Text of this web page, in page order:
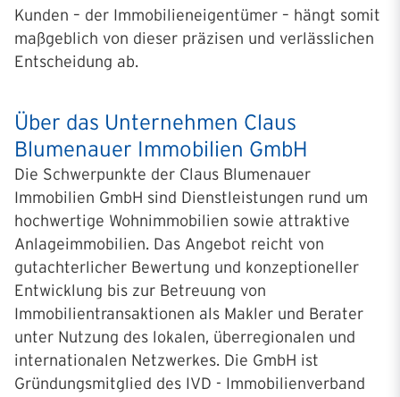
Kunden – der Immobilieneigentümer – hängt somit
maßgeblich von dieser präzisen und verlässlichen
Entscheidung ab.
Über das Unternehmen Claus
Blumenauer Immobilien GmbH
Die Schwerpunkte der Claus Blumenauer
Immobilien GmbH sind Dienstleistungen rund um
hochwertige Wohnimmobilien sowie attraktive
Anlageimmobilien. Das Angebot reicht von
gutachterlicher Bewertung und konzeptioneller
Entwicklung bis zur Betreuung von
Immobilientransaktionen als Makler und Berater
unter Nutzung des lokalen, überregionalen und
internationalen Netzwerkes. Die GmbH ist
Gründungsmitglied des IVD - Immobilienverband